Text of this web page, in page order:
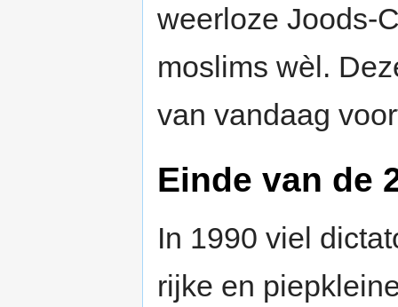
weerloze Joods-
moslims wèl.
van vandaag
Einde van de
In 1990 viel
rijke en